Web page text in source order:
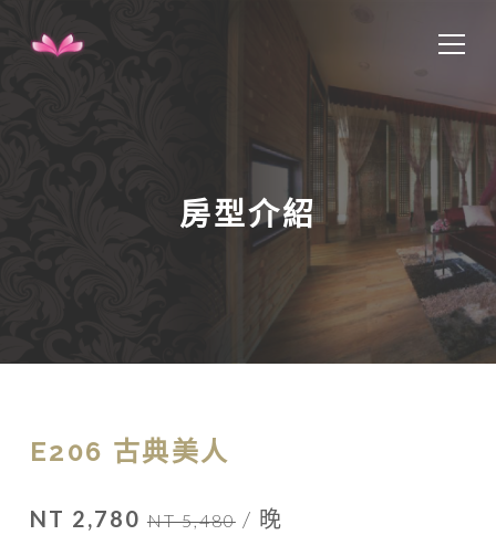
房型介紹
E206 古典美人
NT 2,780 NT 5,480 / 晚